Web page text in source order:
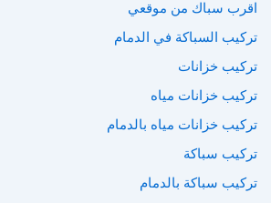
اقرب سباك من موقعي
تركيب السباكة في الدمام
تركيب خزانات
تركيب خزانات مياه
تركيب خزانات مياه بالدمام
تركيب سباكة
تركيب سباكة بالدمام